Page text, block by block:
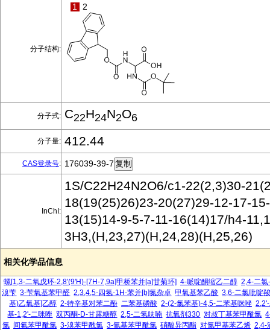
分子结构:
1 2
分子式: C22H24N2O6
分子量: 412.44
CAS登录号: 176039-39-7
InChI:
1S/C22H24N2O6/c1-22(2,3)30-
18(19(25)26)23-20(27)29-12-17-
13(15)14-9-5-7-11-16(14)17/h4-
3H3,(H,23,27)(H,24,28)(H,25,26)
相关化学品信息
螺[1,3-二氧戊环-2,8'(9'H)-[7H-7,9a]甲桥苯并[a]甘菊环] 4-哌啶酮缩乙二醇 2,4-二氯
溴苄 3-苄氧基苯甲醛 2,3,4,5-四氢-1H-苯并[b]氮杂卓 甲氧基苯乙酸 3,6-二氯吡啶
基)乙氧基]乙醇 2-特辛基对苯二酚 二苯基磷酸 2-(2-氯苯基)-4,5-二苯基咪唑
基-1,2'-二咪唑 双丙酮-D-甘露糖醇 2,5-二氢呋喃 抗氧剂330 对叔丁基苯甲酰氯
氯 间氟苯甲酰氯 3-溴苯甲酰氯 3-氰基苯甲酰氯 硝酸异丙酯 对氯甲基苯乙烯 2,4-